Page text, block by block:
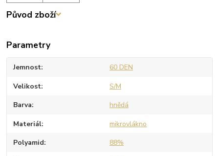
Původ zboží
Parametry
Jemnost 60 DEN
Velikost S/M
Barva hnědá
Materiál mikrovlákno
Polyamid 88%